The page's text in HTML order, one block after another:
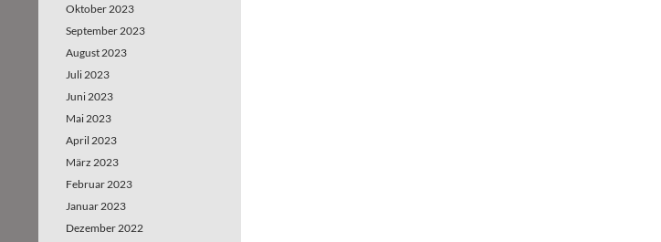
Oktober 2023
September 2023
August 2023
Juli 2023
Juni 2023
Mai 2023
April 2023
März 2023
Februar 2023
Januar 2023
Dezember 2022